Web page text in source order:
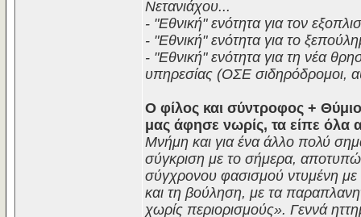
Νετανιάχου...
- "Εθνική" ενότητα για τον
- "Εθνική" ενότητα για το
- "Εθνική" ενότητα για τη νέα
υπηρεσίας (ΟΣΕ σιδηρόδρομοι,
Ο φίλος και σύντροφος +
μας άφησε νωρίς, τα είπε όλα
Μνήμη και για ένα άλλο πολύ
σύγκριση με το σήμερα,
σύγχρονου φασισμού ντυμένη
και τη βούληση, με τα
χωρίς περιορισμούς». Γεννά